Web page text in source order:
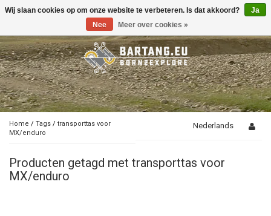
Toggle
Home / Tags / transporttas voor
MX/enduro
Nederlands
Producten getagd met transporttas voor
MX/enduro
Wij slaan cookies op om onze website te verbeteren. Is dat akkoord?
Ja
Nee
Meer over cookies »